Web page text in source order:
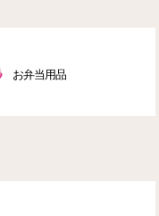
お弁当用品